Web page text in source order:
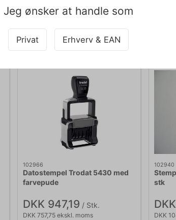
Jeg ønsker at handle som
Privat Erhverv & EAN
På vej til lager | Lev.tid: 3-7
102966
Datostempel Trodat 5430 med
farvepude
DKK 947,19 / Stk.
DKK 757,75 ekskl. moms
102940
stk
DKK